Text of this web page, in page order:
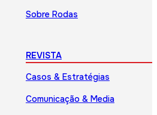
Sobre Rodas
REVISTA
Casos & Estratégias
Comunicação & Media